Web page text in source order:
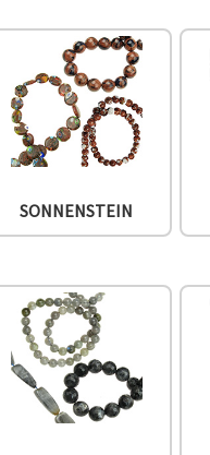
SONNENSTEIN